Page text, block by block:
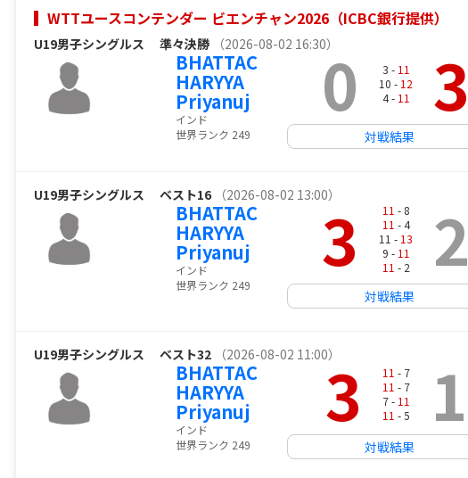
WTTユースコンテンダー ビエンチャン2026（ICBC銀行提供）
U19男子シングルス 準々決勝 （2026-08-02 16:30）
BHATTAC
HARYYA
Priyanuj
インド
世界ランク 249
0 3 - 11
10 - 12
4 - 11 3
対戦結果
U19男子シングルス ベスト16 （2026-08-02 13:00）
BHATTAC
HARYYA
Priyanuj
インド
世界ランク 249
3 11 - 8
11 - 4
11 - 13
9 - 11
11 - 2 2
対戦結果
U19男子シングルス ベスト32 （2026-08-02 11:00）
BHATTAC
HARYYA
Priyanuj
インド
世界ランク 249
3 11 - 7
11 - 7
7 - 11
11 - 5 1
対戦結果